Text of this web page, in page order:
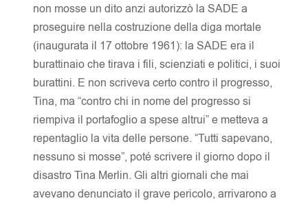
non mosse un dito anzi autorizzò la SADE a
proseguire nella costruzione della diga mortale
(inaugurata il 17 ottobre 1961): la SADE era il
burattinaio che tirava i fili, scienziati e politici, i suoi
burattini. E non scriveva certo contro il progresso,
Tina, ma “contro chi in nome del progresso si
riempiva il portafoglio a spese altrui” e metteva a
repentaglio la vita delle persone. “Tutti sapevano,
nessuno si mosse”, poté scrivere il giorno dopo il
disastro Tina Merlin. Gli altri giornali che mai
avevano denunciato il grave pericolo, arrivarono a